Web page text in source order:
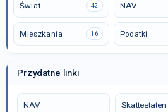
Świat 42 NAV
Mieszkania 16 Podatki
Przydatne linki
NAV Skatteetaten